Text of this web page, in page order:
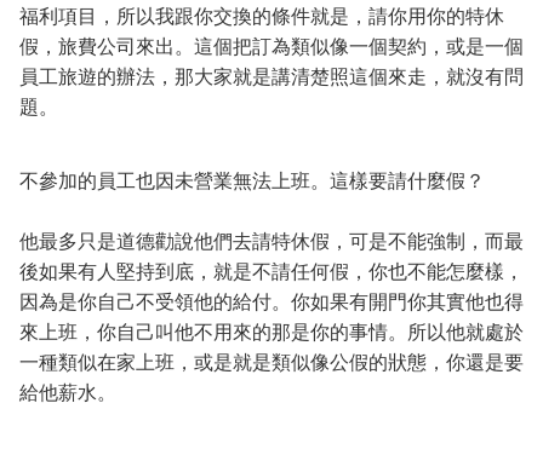
福利項目，所以我跟你交換的條件就是，請你用你的特休
假，旅費公司來出。這個把訂為類似像一個契約，或是一個
員工旅遊的辦法，那大家就是講清楚照這個來走，就沒有問
題。
不參加的員工也因未營業無法上班。這樣要請什麼假？
他最多只是道德勸說他們去請特休假，可是不能強制，而最
後如果有人堅持到底，就是不請任何假，你也不能怎麼樣，
因為是你自己不受領他的給付。你如果有開門你其實他也得
來上班，你自己叫他不用來的那是你的事情。所以他就處於
一種類似在家上班，或是就是類似像公假的狀態，你還是要
給他薪水。